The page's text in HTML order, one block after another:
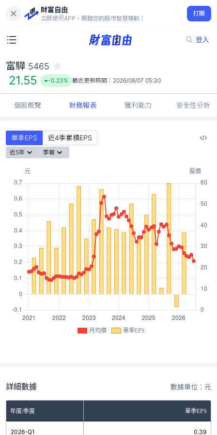
財富自由
立即使用APP，開啟您的股市智慧導航！
打開
登入
21.55
-0.23%
富驊 5465
21.55 -0.23% 最近更新時間： 2026/08/07 05:30
個股概覽 財務報表 獲利能力 安全性分析
單季EPS 近4季累積EPS
近5年 季報
月均價 單季EPS
詳細數據 數據單位：元
年度/季度 單季EPS
2026-Q1 0.39